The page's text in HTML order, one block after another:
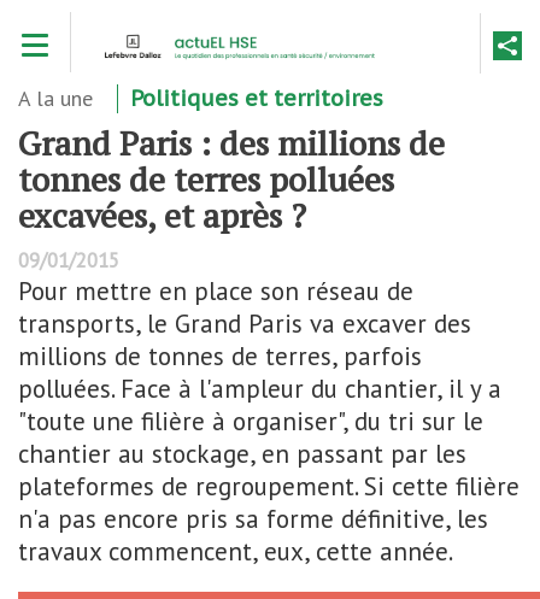
contenu
A la une Politiques et territoires
Grand Paris : des millions de
tonnes de terres polluées
excavées, et après ?
09/01/2015
Pour mettre en place son réseau de
transports, le Grand Paris va excaver des
millions de tonnes de terres, parfois
polluées. Face à l'ampleur du chantier, il y a
"toute une filière à organiser", du tri sur le
chantier au stockage, en passant par les
plateformes de regroupement. Si cette filière
n'a pas encore pris sa forme définitive, les
travaux commencent, eux, cette année.